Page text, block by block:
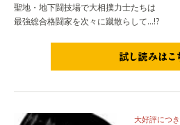
聖地・地下闘技場で大相撲力士たちは
最強総合格闘家を次々に蹴散らして…!?
大好評につ